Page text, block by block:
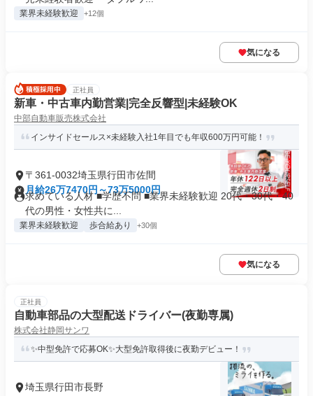
業界未経験歓迎 +12個
気になる
正社員
新車・中古車内勤営業|完全反響型|未経験OK
中部自動車販売株式会社
インサイドセールス×未経験入社1年目でも年収600万円可能！
〒361-0032埼玉県行田市佐間
月給26万7470円～73万5000円
求めている人材 ■学歴不問 ■業界未経験歓迎 20代・30代・40
代の男性・女性共に...
業界未経験歓迎 歩合給あり +30個
気になる
正社員
自動車部品の大型配送ドライバー(夜勤専属)
株式会社静岡サンワ
✨中型免許で応募OK✨大型免許取得後に夜勤デビュー！
埼玉県行田市長野